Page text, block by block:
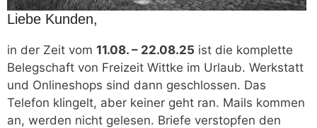
Liebe Kunden,
in der Zeit vom 11.08. – 22.08.25 ist die komplette
Belegschaft von Freizeit Wittke im Urlaub. Werkstatt
und Onlineshops sind dann geschlossen. Das
Telefon klingelt, aber keiner geht ran. Mails kommen
an, werden nicht gelesen. Briefe verstopfen den